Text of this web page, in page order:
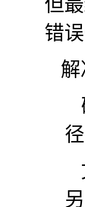
但
错
解